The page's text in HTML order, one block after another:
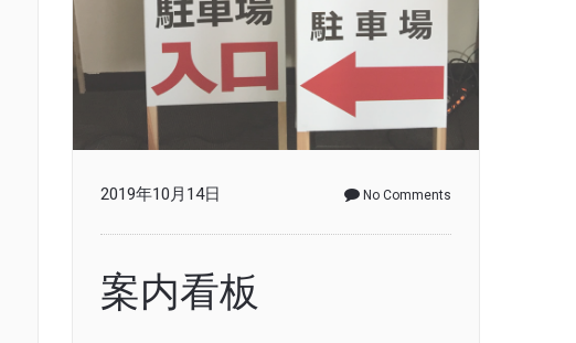
2019年10月14日 No Comments
案内看板